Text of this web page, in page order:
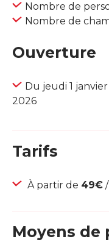
Nombre de
Nombre de
Ouverture
Du jeudi 1
2026
Tarifs
À partir de 49€
Moyens de